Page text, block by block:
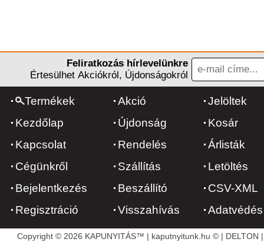
Feliratkozás hírlevelünkre
Értesülhet Akciókról, Újdonságokról
Termékek
Kezdőlap
Kapcsolat
Cégünkről
Bejelentkezés
Regisztráció
Akció
Újdonság
Rendelés
Szállítás
Beszállító
Visszahívás
Jelöltek
Kosár
Árlisták
Letöltés
CSV-XML
Adatvédés
Copyright © 2026 KAPUNYITÁS™ | kaputnyitunk.hu © | DELTON